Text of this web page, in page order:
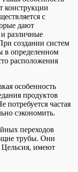
конструкции
с
дают
различные
создании систем
в определенном
расположения
особенность
продуктов
потребуется частая
сэкономить.
переходов
трубы. Они
Цельсия, имеют